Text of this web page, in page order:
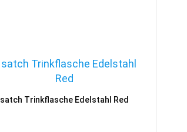
satch Trinkflasche Edelstahl Red